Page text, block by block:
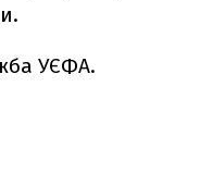
УЄФА.